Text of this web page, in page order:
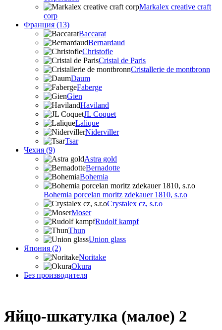
Markalex creative craft
corp
Франция (13)
Baccarat
Bernardaud
Christofle
Cristal de Paris
Cristallerie de montbronn
Daum
Faberge
Gien
Haviland
JL Coquet
Lalique
Niderviller
Tsar
Чехия (9)
Astra gold
Bernadotte
Bohemia
Bohemia porcelan moritz zdekauer 1810, s.r.o
Crystalex cz, s.r.o
Moser
Rudolf kampf
Thun
Union glass
Япония (2)
Noritake
Okura
Без производителя
Яйцо-шкатулка (малое) 2